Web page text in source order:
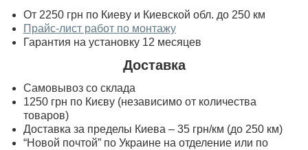
От 2250 грн по Киеву и Киевской обл. до 250 км
Прайс-лист работ по монтажу
Гарантия на установку 12 месяцев
Доставка
Самовывоз со склада
1250 грн по Києву (независимо от количества
товаров)
Доставка за пределы Киева – 35 грн/км (до 250 км)
“Новой почтой” по Украине на отделение или по